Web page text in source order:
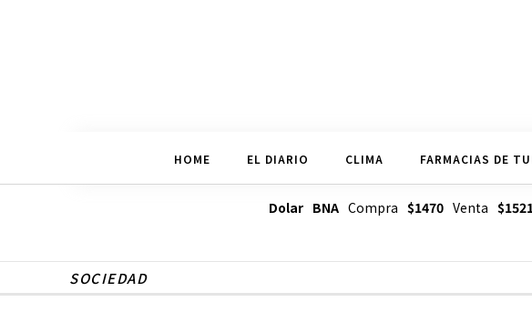
HOME EL DIARIO CLIMA FARMACIAS DE
Dolar BNACompra $1470Venta
SOCIEDAD